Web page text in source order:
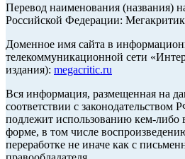
Перевод наименования (названия)
Российской Федерации: Мегакритик
Доменное имя сайта в
телекоммуникационной сети
издания): megacritic.ru
Вся информация, размещенная на
соответствии с законодательством
подлежит использованию кем-либо
форме, в том числе
переработке не иначе как с